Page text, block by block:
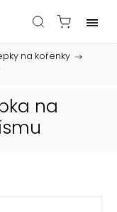
na kořenky /
na